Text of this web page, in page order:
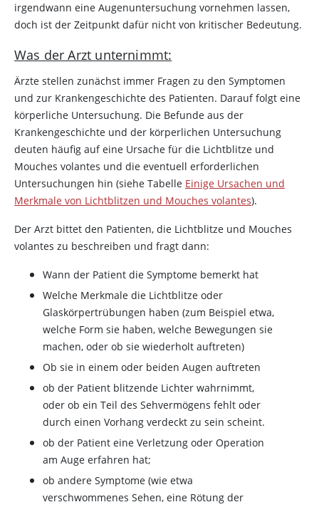
irgendwann eine Augenuntersuchung vornehmen lassen,
doch ist der Zeitpunkt dafür nicht von kritischer Bedeutung.
Was der Arzt unternimmt:
Ärzte stellen zunächst immer Fragen zu den Symptomen
und zur Krankengeschichte des Patienten. Darauf folgt eine
körperliche Untersuchung. Die Befunde aus der
Krankengeschichte und der körperlichen Untersuchung
deuten häufig auf eine Ursache für die Lichtblitze und
Mouches volantes und die eventuell erforderlichen
Untersuchungen hin (siehe Tabelle Einige Ursachen und
Merkmale von Lichtblitzen und Mouches volantes).
Der Arzt bittet den Patienten, die Lichtblitze und Mouches
volantes zu beschreiben und fragt dann:
Wann der Patient die Symptome bemerkt hat
Welche Merkmale die Lichtblitze oder
Glaskörpertrübungen haben (zum Beispiel etwa,
welche Form sie haben, welche Bewegungen sie
machen, oder ob sie wiederholt auftreten)
Ob sie in einem oder beiden Augen auftreten
ob der Patient blitzende Lichter wahrnimmt,
oder ob ein Teil des Sehvermögens fehlt oder
durch einen Vorhang verdeckt zu sein scheint.
ob der Patient eine Verletzung oder Operation
am Auge erfahren hat;
ob andere Symptome (wie etwa
verschwommenes Sehen, eine Rötung der